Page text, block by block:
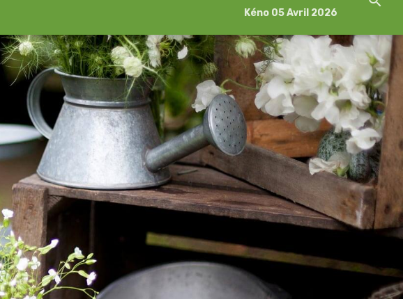
Kéno 05 Avril 2026